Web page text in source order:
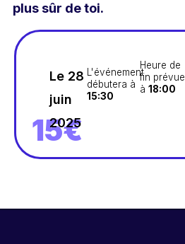
plus sûr de toi.
15€
Le 28
juin
2025
L'événement
débutera à
15:30
Heure de
fin prévue
à 18:00